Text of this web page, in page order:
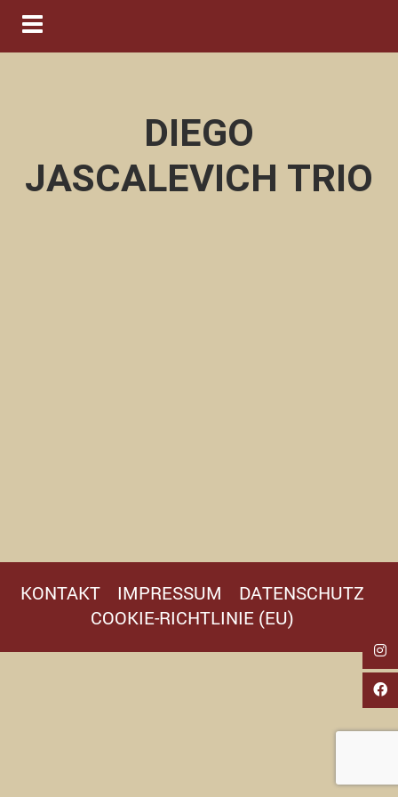
Navigation ein-/ausblenden
DIEGO
JASCALEVICH TRIO
KONTAKT IMPRESSUM
DATENSCHUTZ
COOKIE-RICHTLINIE (EU)